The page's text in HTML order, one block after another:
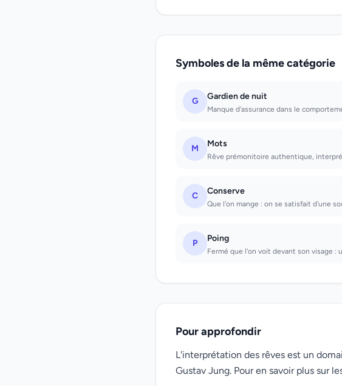
Symboles de la même catégorie
G Gardien de nuit
Manque d'assurance dans le
M Mots
Rêve prémonitoire authentique,
C Conserve
Que l'on mange : on se satisfait d'une
P Poing
Fermé que l'on voit devant son visage :
Pour approfondir
L'interprétation des rêves est un
Gustav Jung. Pour en savoir plus sur